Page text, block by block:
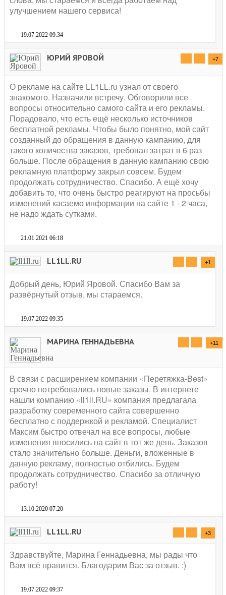
улучшением нашего сервиса!
19.07.2022 09:34
+7
ЮРИЙ ЯРОВОЙ
О рекламе на сайте LL1LL.ru узнал от своего
знакомого. Назначили встречу. Обговорили все
вопросы относительно самого сайта и его рекламы.
Порадовало, что есть ещё несколько источников
бесплатной рекламы. Чтобы было понятно, мой сайт
созданный до обращения в данную кампанию, для
такого количества заказов, требовал затрат в 6 раз
больше. После обращения в данную кампанию свою
рекламную платформу закрыл совсем. Будем
продолжать сотрудничество. Спасибо. А ещё хочу
добавить то, что очень быстро реагируют на просьбы
изменений касаемо информации на сайте 1 - 2 часа,
не надо ждать сутками.
21.01.2021 06:18
+1
LL1LL.RU
Добрый день, Юрий Яровой. Спасибо Вам за
развёрнутый отзыв, мы стараемся.
19.07.2022 09:35
+11
МАРИНА ГЕННАДЬЕВНА
В связи с расширением компании «Перетяжка-Best»
срочно потребовались новые заказы. В интернете
нашли компанию «ll1ll.RU» компания предлагала
разработку современного сайта совершенно
бесплатно с поддержкой и рекламой. Специалист
Максим быстро отвечал на все вопросы, любые
изменения вносились на сайт в тот же день. Заказов
стало значительно больше. Деньги, вложенные в
данную рекламу, полностью отбились. Будем
продолжать сотрудничество. Спасибо за отличную
работу!
13.10.2020 07:20
+3
LL1LL.RU
Здравствуйте, Марина Геннадьевна, мы рады что
Вам всё нравится. Благодарим Вас за отзыв. :)
19.07.2022 09:37